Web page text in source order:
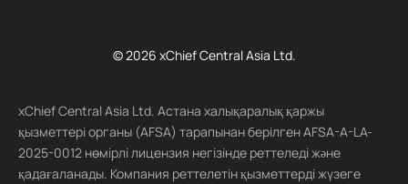
© 2026 xChief Central Asia Ltd.
xChief Central Asia Ltd. Астана халықаралық қаржы
қызметтері органы (AFSA) тарапынан берілген AFSA-A-LA-
2025-0012 нөмірлі лицензия негізінде реттеледі және
қадағаланады. Компания реттелетін қызметтерді жүзеге